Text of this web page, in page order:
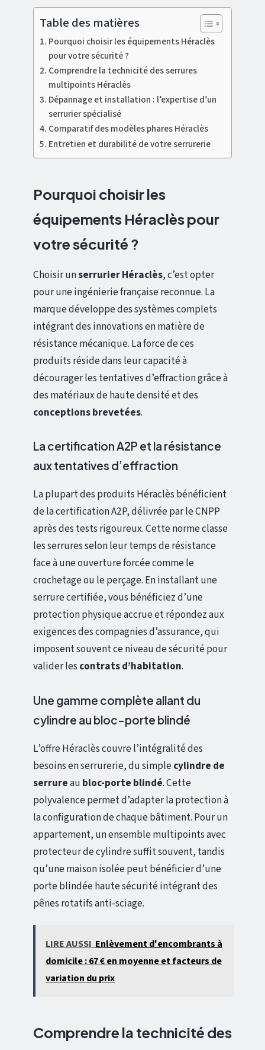
Table des matières
Pourquoi choisir les équipements Héraclès
pour votre sécurité ?
Comprendre la technicité des serrures
multipoints Héraclès
Dépannage et installation : l’expertise d’un
serrurier spécialisé
Comparatif des modèles phares Héraclès
Entretien et durabilité de votre serrurerie
Pourquoi choisir les
équipements Héraclès pour
votre sécurité ?
Choisir unserrurier Héraclès, c’est opter
pour une ingénierie française reconnue. La
marque développe des systèmes complets
intégrant des innovations en matière de
résistance mécanique. La force de ces
produits réside dans leur capacité à
décourager les tentatives d’effraction grâce à
des matériaux de haute densité et des
conceptions brevetées.
La certification A2P et la résistance
aux tentatives d’effraction
La plupart des produits Héraclès bénéficient
de la certification A2P, délivrée par le CNPP
après des tests rigoureux. Cette norme classe
les serrures selon leur temps de résistance
face à une ouverture forcée comme le
crochetage ou le perçage. En installant une
serrure certifiée, vous bénéficiez d’une
protection physique accrue et répondez aux
exigences des compagnies d’assurance, qui
imposent souvent ce niveau de sécurité pour
valider les contrats d’habitation.
Une gamme complète allant du
cylindre au bloc-porte blindé
L’offre Héraclès couvre l’intégralité des
besoins en serrurerie, du simplecylindre de
serrureau bloc-porte blindé. Cette
polyvalence permet d’adapter la protection à
la configuration de chaque bâtiment. Pour un
appartement, un ensemble multipoints avec
protecteur de cylindre suffit souvent, tandis
qu’une maison isolée peut bénéficier d’une
porte blindée haute sécurité intégrant des
pênes rotatifs anti-sciage.
LIRE AUSSI Enlèvement d'encombrants à
domicile : 67 € en moyenne et facteurs de
variation du prix
Comprendre la technicité des